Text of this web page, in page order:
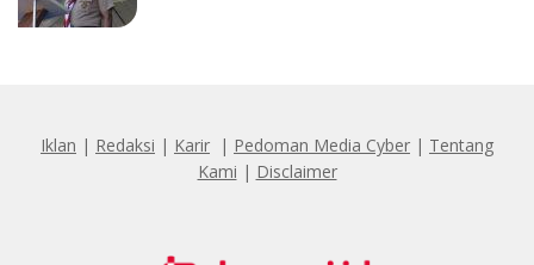
Iklan | Redaksi | Karir | Pedoman Media Cyber | Tentang
Kami | Disclaimer